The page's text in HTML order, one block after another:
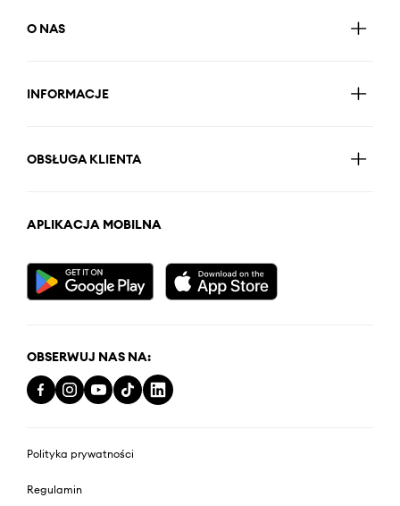
O NAS
INFORMACJE
OBSŁUGA KLIENTA
APLIKACJA MOBILNA
OBSERWUJ NAS NA:
Polityka prywatności
Regulamin